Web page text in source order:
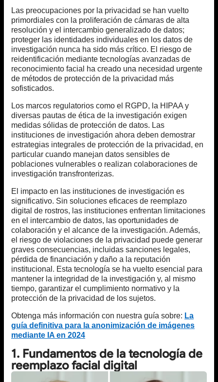
Las preocupaciones por la privacidad se han vuelto
primordiales con la proliferación de cámaras de alta
resolución y el intercambio generalizado de datos;
proteger las identidades individuales en los datos de
investigación nunca ha sido más crítico. El riesgo de
reidentificación mediante tecnologías avanzadas de
reconocimiento facial ha creado una necesidad urgente
de métodos de protección de la privacidad más
sofisticados.
Los marcos regulatorios como el RGPD, la HIPAA y
diversas pautas de ética de la investigación exigen
medidas sólidas de protección de datos. Las
instituciones de investigación ahora deben demostrar
estrategias integrales de protección de la privacidad, en
particular cuando manejan datos sensibles de
poblaciones vulnerables o realizan colaboraciones de
investigación transfronterizas.
El impacto en las instituciones de investigación es
significativo. Sin soluciones eficaces de reemplazo
digital de rostros, las instituciones enfrentan limitaciones
en el intercambio de datos, las oportunidades de
colaboración y el alcance de la investigación. Además,
el riesgo de violaciones de la privacidad puede generar
graves consecuencias, incluidas sanciones legales,
pérdida de financiación y daño a la reputación
institucional. Esta tecnología se ha vuelto esencial para
mantener la integridad de la investigación y, al mismo
tiempo, garantizar el cumplimiento normativo y la
protección de la privacidad de los sujetos.
Obtenga más información con nuestra guía sobre: La
guía definitiva para la anonimización de imágenes
mediante IA en 2024
1. Fundamentos de la tecnología de
reemplazo facial digital